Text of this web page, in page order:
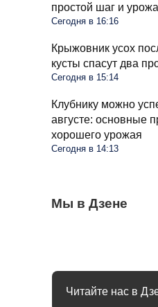
простой шаг и
Сегодня в 16:16
Крыжовник усох
кусты спасут два
Сегодня в 15:14
Клубнику можно
августе: основные
хорошего урожая
Сегодня в 14:13
Мы в Дзене
С 1 сентября в РФ
поездок на такси и
Омолаживаем огурцы
Весь виноград
Читайте нас в